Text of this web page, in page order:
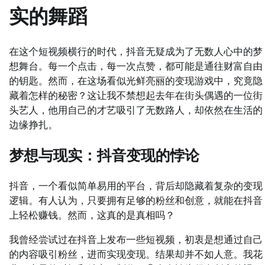
实的舞蹈
在这个短视频横行的时代，抖音无疑成为了无数人心中的梦
想舞台。每一个点击，每一次点赞，都可能是通往财富自由
的钥匙。然而，在这场看似光鲜亮丽的变现游戏中，究竟隐
藏着怎样的秘密？这让我不禁想起去年在街头偶遇的一位街
头艺人，他用自己的才艺吸引了无数路人，却依然在生活的
边缘挣扎。
梦想与现实：抖音变现的悖论
抖音，一个看似简单易用的平台，背后却隐藏着复杂的变现
逻辑。有人认为，只要拥有足够的粉丝和创意，就能在抖音
上轻松赚钱。然而，这真的是真相吗？
我曾经尝试过在抖音上发布一些短视频，初衷是想通过自己
的内容吸引粉丝，进而实现变现。结果却并不如人意。我花